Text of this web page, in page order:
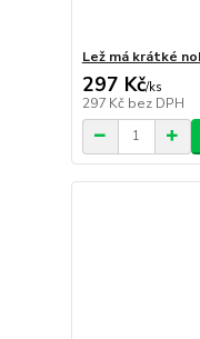
Lež má krátké
297 Kč/ks
297 Kč bez DPH